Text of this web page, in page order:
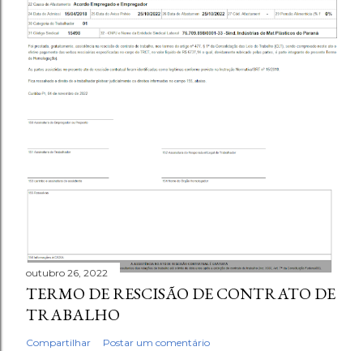
outubro 26, 2022
TERMO DE RESCISÃO DE CONTRATO DE
TRABALHO
Compartilhar Postar um comentário